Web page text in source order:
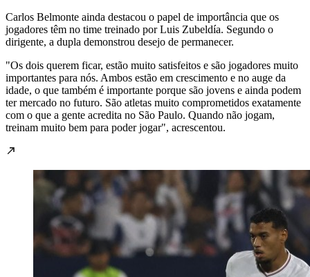
Carlos Belmonte ainda destacou o papel de importância que os
jogadores têm no time treinado por Luis Zubeldía. Segundo o
dirigente, a dupla demonstrou desejo de permanecer.
"Os dois querem ficar, estão muito satisfeitos e são jogadores muito
importantes para nós. Ambos estão em crescimento e no auge da
idade, o que também é importante porque são jovens e ainda podem
ter mercado no futuro. São atletas muito comprometidos exatamente
com o que a gente acredita no São Paulo. Quando não jogam,
treinam muito bem para poder jogar", acrescentou.